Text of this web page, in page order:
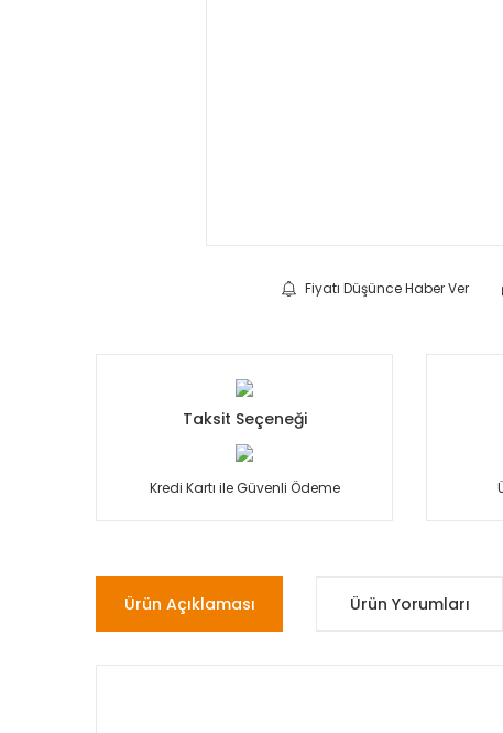
Fiyatı Düşünce Haber Ver
Taksit Seçeneği
Kredi Kartı ile Güvenli Ödeme
Ürün Açıklaması Ürün Yorumları